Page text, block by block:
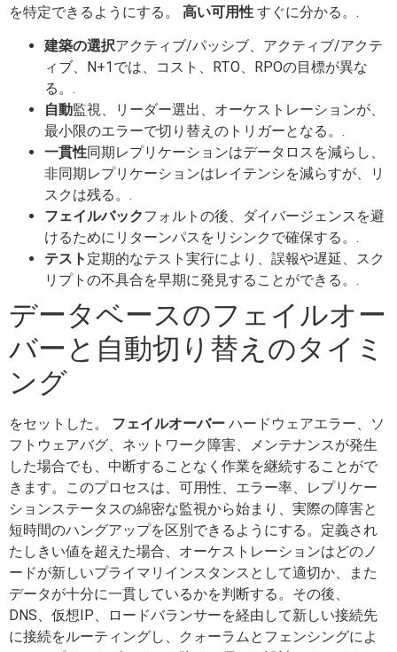
を特定できるようにする。 高い可用性 すぐに分かる。.
建築の選択アクティブ/パッシブ、アクティブ/アクテ
ィブ、N+1では、コスト、RTO、RPOの目標が異な
る。.
自動監視、リーダー選出、オーケストレーションが、
最小限のエラーで切り替えのトリガーとなる。.
一貫性同期レプリケーションはデータロスを減らし、
非同期レプリケーションはレイテンシを減らすが、リ
スクは残る。.
フェイルバックフォルトの後、ダイバージェンスを避
けるためにリターンパスをリシンクで確保する。.
テスト 定期的なテスト実行により、誤報や遅延、スク
リプトの不具合を早期に発見することができる。.
データベースのフェイルオー
バーと自動切り替えのタイミ
ング
をセットした。 フェイルオーバー ハードウェアエラー、ソ
フトウェアバグ、ネットワーク障害、メンテナンスが発生
した場合でも、中断することなく作業を継続することがで
きます。このプロセスは、可用性、エラー率、レプリケー
ションステータスの綿密な監視から始まり、実際の障害と
短時間のハングアップを区別できるようにする。定義され
たしきい値を超えた場合、オーケストレーションはどのノ
ードが新しいプライマリインスタンスとして適切か、また
データが十分に一貫しているかを判断する。その後、
DNS、仮想IP、ロードバランサーを経由して新しい接続先
に接続をルーティングし、クォーラムとフェンシングによ